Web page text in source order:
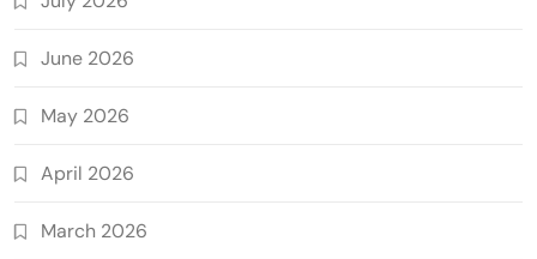
June 2026
May 2026
April 2026
March 2026